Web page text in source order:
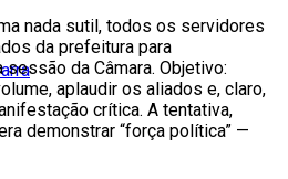
nada sutil, todos os servidores
da prefeitura para
da Câmara. Objetivo:
aplaudir os aliados e, claro,
crítica. A tentativa,
demonstrar “força política” —